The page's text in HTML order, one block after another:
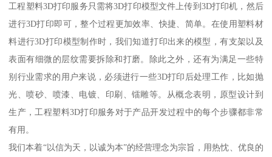
工程塑料3D打印服务只需将3D打印模型文件上传到3D打印机，然后
进行3D打印即可，整个过程更加效率、快捷、简单。在使用塑料材
料进行3D打印模型制作时，我们知道打印出来的模型，有支架以及
表面有细微的层纹需要拆除和打磨。除此之外，还有为满足一些特
别行业需求的用户来说，必须进行一些3D打印后处理工作，比如抛
光、喷砂、喷漆、电镀、印刷、镭雕等。从概念表明，原型设计到
生产，工程塑料3D打印服务对于产品开发过程中的每个步骤都非常
有用。
我们本着“以信为天，以诚为本”的经营理念为宗旨，用热忱、优良的